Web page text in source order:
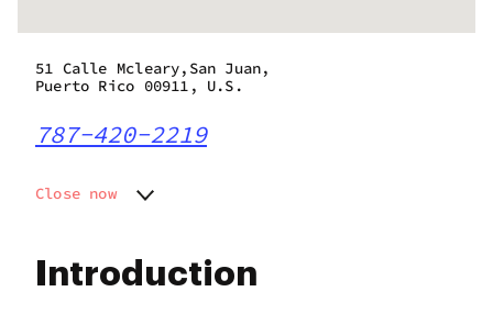
Introduction
51 Calle Mcleary,San Juan,
Puerto Rico 00911, U.S.
787-420-2219
Close now
Wednesday
9:00 am - 9:00 pm